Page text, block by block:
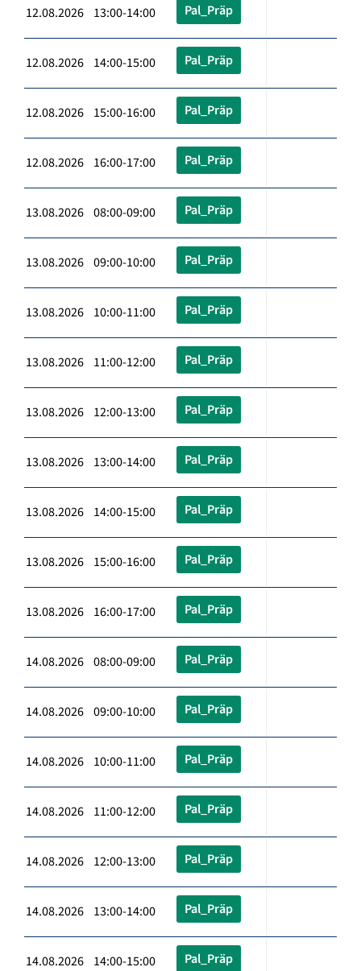
12.08.2026 13:00-14:00 Pal_Präp
12.08.2026 14:00-15:00 Pal_Präp
12.08.2026 15:00-16:00 Pal_Präp
12.08.2026 16:00-17:00 Pal_Präp
13.08.2026 08:00-09:00 Pal_Präp
13.08.2026 09:00-10:00 Pal_Präp
13.08.2026 10:00-11:00 Pal_Präp
13.08.2026 11:00-12:00 Pal_Präp
13.08.2026 12:00-13:00 Pal_Präp
13.08.2026 13:00-14:00 Pal_Präp
13.08.2026 14:00-15:00 Pal_Präp
13.08.2026 15:00-16:00 Pal_Präp
13.08.2026 16:00-17:00 Pal_Präp
14.08.2026 08:00-09:00 Pal_Präp
14.08.2026 09:00-10:00 Pal_Präp
14.08.2026 10:00-11:00 Pal_Präp
14.08.2026 11:00-12:00 Pal_Präp
14.08.2026 12:00-13:00 Pal_Präp
14.08.2026 13:00-14:00 Pal_Präp
14.08.2026 14:00-15:00 Pal_Präp